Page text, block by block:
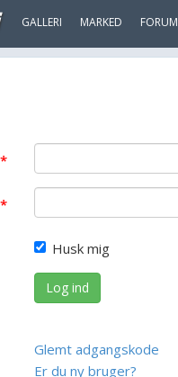
GALLERI MARKED FORUM
Husk mig
Log ind
Glemt adgangskode
Er du ny bruger?